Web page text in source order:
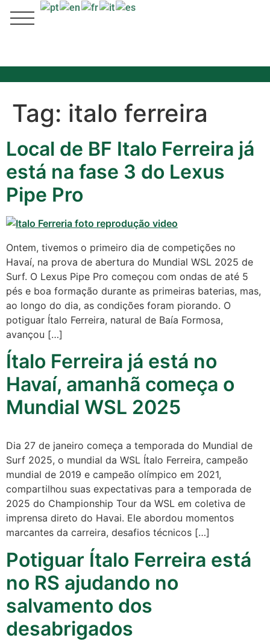
Tag: italo ferreira
Local de BF Italo Ferreira já
está na fase 3 do Lexus
Pipe Pro
Ontem, tivemos o primeiro dia de competições no
Havaí, na prova de abertura do Mundial WSL 2025 de
Surf. O Lexus Pipe Pro começou com ondas de até 5
pés e boa formação durante as primeiras baterias, mas,
ao longo do dia, as condições foram piorando. O
potiguar Ítalo Ferreira, natural de Baía Formosa,
avançou […]
Ítalo Ferreira já está no
Havaí, amanhã começa o
Mundial WSL 2025
Dia 27 de janeiro começa a temporada do Mundial de
Surf 2025, o mundial da WSL Ítalo Ferreira, campeão
mundial de 2019 e campeão olímpico em 2021,
compartilhou suas expectativas para a temporada de
2025 do Championship Tour da WSL em coletiva de
imprensa direto do Havai. Ele abordou momentos
marcantes da carreira, desafios técnicos […]
Potiguar Ítalo Ferreira está
no RS ajudando no
salvamento dos
desabrigados